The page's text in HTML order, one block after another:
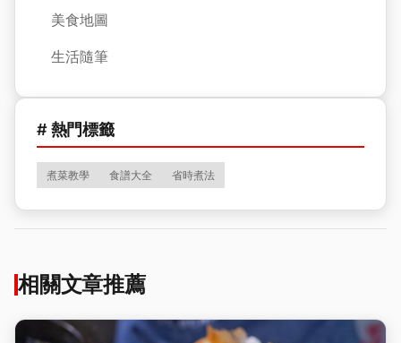
美食地圖
生活隨筆
# 熱門標籤
煮菜教學 食譜大全 省時煮法
相關文章推薦